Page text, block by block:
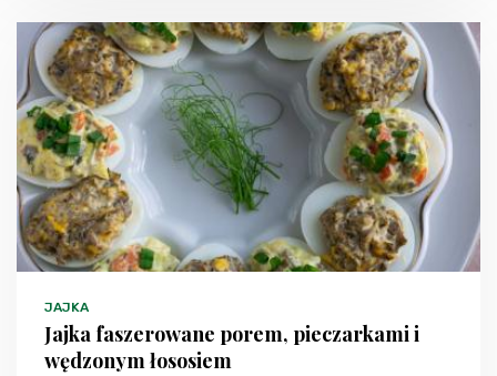
JAJKA
Jajka faszerowane porem, pieczarkami i
wędzonym łososiem